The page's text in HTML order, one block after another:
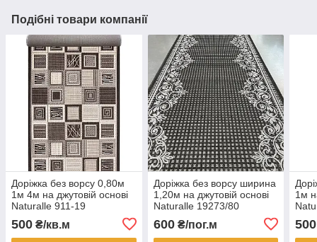
Подібні товари компанії
Доріжка без ворсу 0,80м
1м 4м на джутовій основі
Naturalle 911-19
500 ₴/кв.м
Доріжка без ворсу ширина
1,20м на джутовій основі
Naturalle 19273/80
600₴/пог.м
1м
500